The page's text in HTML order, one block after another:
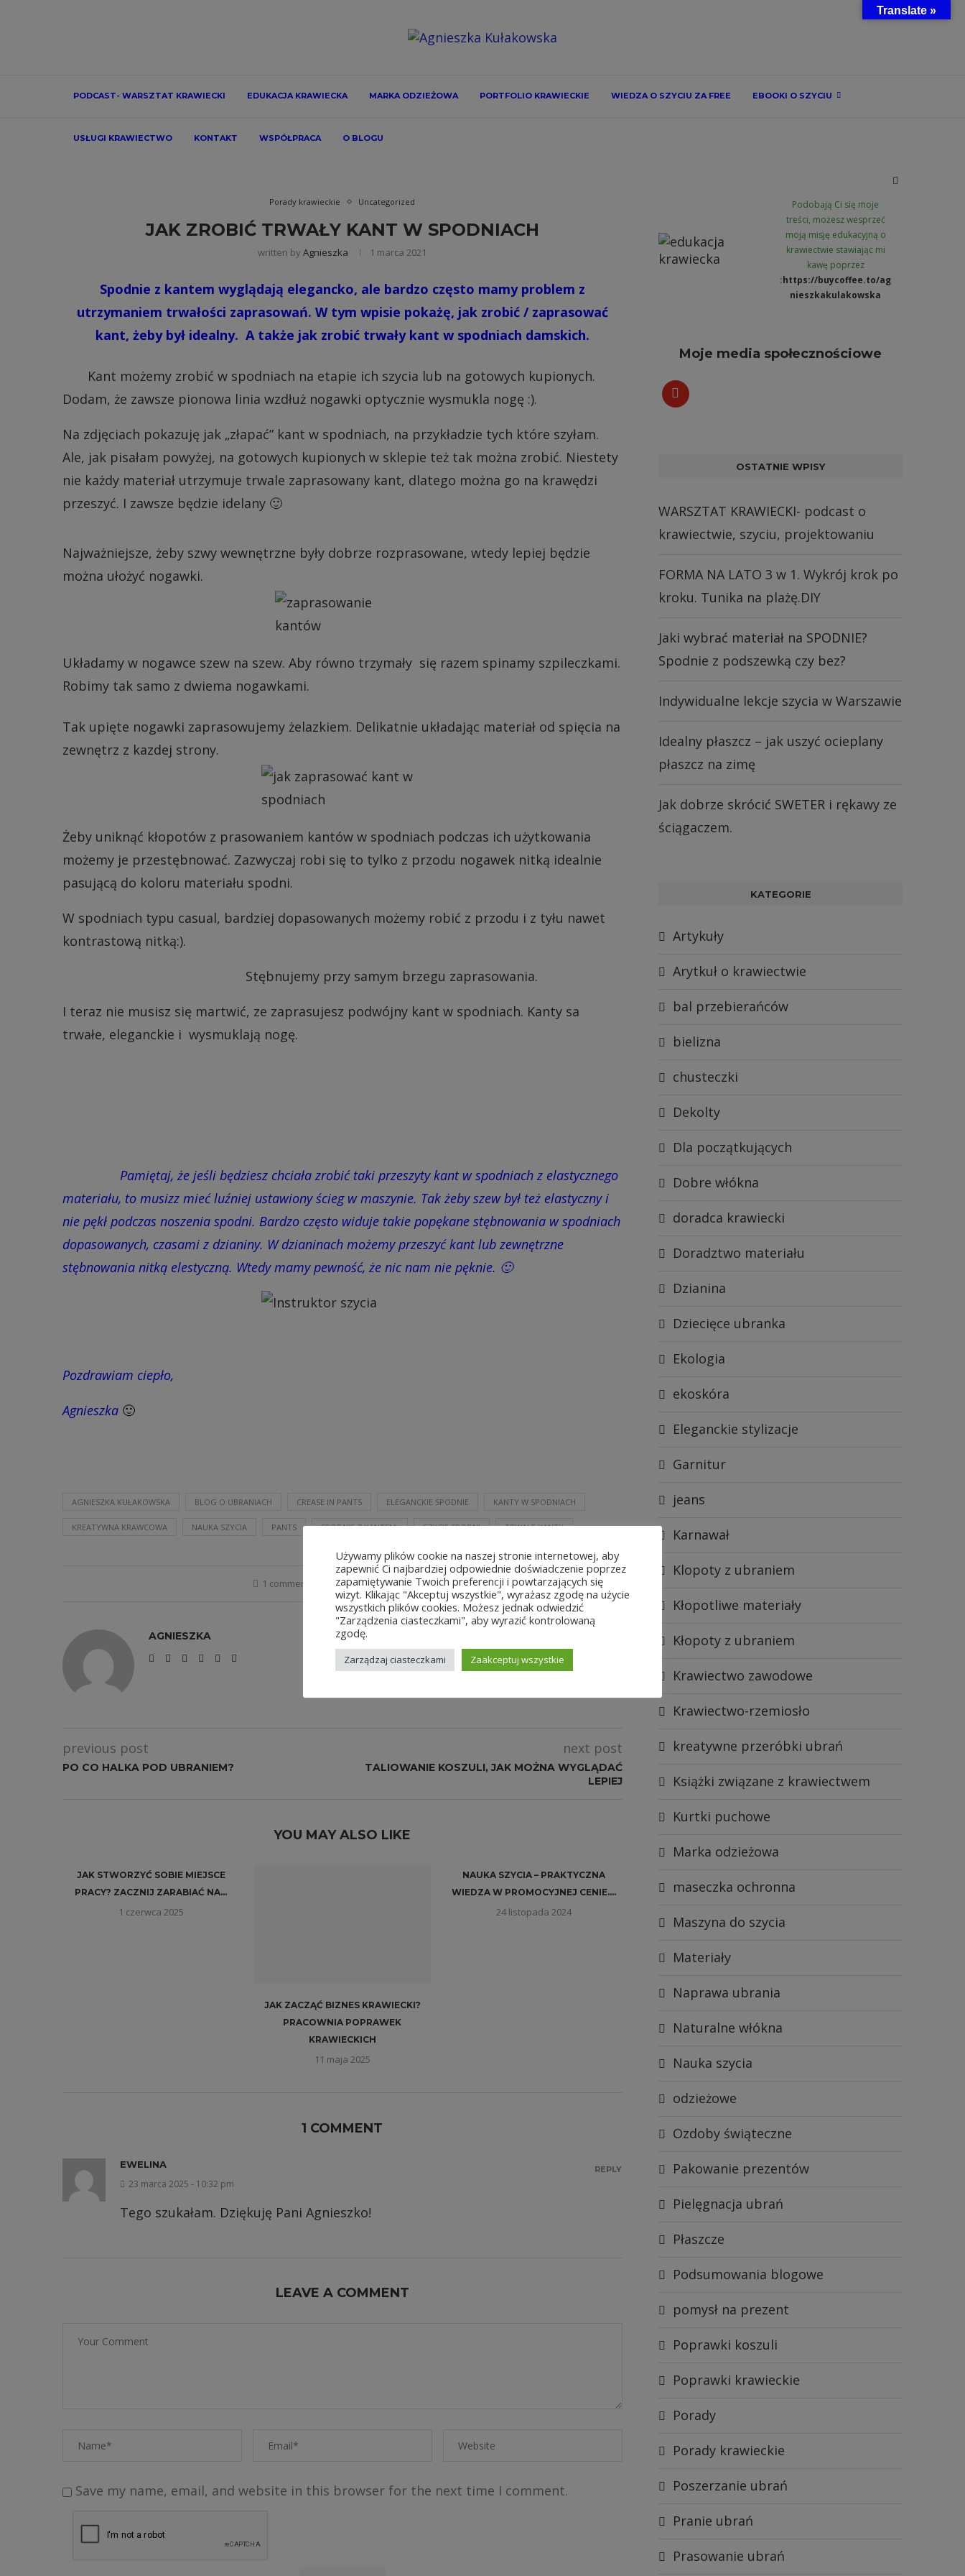
PODCAST- WARSZTAT KRAWIECKI EDUKACJA KRAWIECKA MARKA ODZIEŻOWA PORTFOLIO KRAWIECKIE WIEDZA O SZYCIU ZA FREE EBOOKI O SZYCIU
USŁUGI KRAWIECTWO KONTAKT WSPÓŁPRACA O BLOGU
Porady krawieckie Uncategorized
JAK ZROBIĆ TRWAŁY KANT W SPODNIACH
written byAgnieszka 1 marca 2021
Spodnie z kantem wyglądają elegancko, ale bardzo często mamy problem z
utrzymaniem trwałości zaprasowań. W tym wpisie pokażę, jak zrobić / zaprasować
kant, żeby był idealny. A także jak zrobić trwały kant w spodniach damskich.
Kant możemy zrobić w spodniach na etapie ich szycia lub na gotowych kupionych.
Dodam, że zawsze pionowa linia wzdłuż nogawki optycznie wysmukla nogę :).
Na zdjęciach pokazuję jak „złapać” kant w spodniach, na przykładzie tych które szyłam.
Ale, jak pisałam powyżej, na gotowych kupionych w sklepie też tak można zrobić. Niestety
nie każdy materiał utrzymuje trwale zaprasowany kant, dlatego można go na krawędzi
przeszyć. I zawsze będzie idelany 🙂
Najważniejsze, żeby szwy wewnętrzne były dobrze rozprasowane, wtedy lepiej będzie
można ułożyć nogawki.
Układamy w nogawce szew na szew. Aby równo trzymały się razem spinamy szpileczkami.
Robimy tak samo z dwiema nogawkami.
Tak upięte nogawki zaprasowujemy żelazkiem. Delikatnie układając materiał od spięcia na
zewnętrz z kazdej strony.
Żeby uniknąć kłopotów z prasowaniem kantów w spodniach podczas ich użytkowania
możemy je przestębnować. Zazwyczaj robi się to tylko z przodu nogawek nitką idealnie
pasującą do koloru materiału spodni.
W spodniach typu casual, bardziej dopasowanych możemy robić z przodu i z tyłu nawet
kontrastową nitką:).
Stębnujemy przy samym brzegu zaprasowania.
I teraz nie musisz się martwić, ze zaprasujesz podwójny kant w spodniach. Kanty sa
trwałe, eleganckie i wysmuklają nogę.
Pamiętaj, że jeśli będziesz chciała zrobić taki przeszyty kant w spodniach z elastycznego
materiału, to musizz mieć luźniej ustawiony ścieg w maszynie. Tak żeby szew był też elastyczny i
nie pękł podczas noszenia spodni. Bardzo często widuje takie popękane stębnowania w spodniach
dopasowanych, czasami z dzianiny. W dzianinach możemy przeszyć kant lub zewnętrzne
stębnowania nitką elestyczną. Wtedy mamy pewność, że nic nam nie pęknie. 🙂
Pozdrawiam ciepło,
Agnieszka 🙂
AGNIESZKA KUŁAKOWSKA BLOG O UBRANIACH CREASE IN PANTS ELEGANCKIE SPODNIE KANTY W SPODNIACH
KREATYWNA KRAWCOWA NAUKA SZYCIA PANTS SPODNIE Z KANTEM. SZYCIE SPODNI TRWAŁE KANTY
1 comment 0
AGNIESZKA
previous post
PO CO HALKA POD UBRANIEM?
next post
TALIOWANIE KOSZULI, JAK MOŻNA WYGLĄDAĆ
LEPIEJ
YOU MAY ALSO LIKE
JAK STWORZYĆ SOBIE MIEJSCE
PRACY? ZACZNIJ ZARABIAĆ NA...
1 czerwca 2025
JAK ZACZĄĆ BIZNES KRAWIECKI?
PRACOWNIA POPRAWEK
KRAWIECKICH
11 maja 2025
NAUKA SZYCIA – PRAKTYCZNA
WIEDZA W PROMOCYJNEJ CENIE....
24 listopada 2024
1 COMMENT
EWELINA
23 marca 2025 - 10:32 pm
Tego szukałam. Dziękuję Pani Agnieszko!
REPLY
LEAVE A COMMENT
Save my name, email, and website in this browser for the next time I comment.
Podobają Ci się moje
treści, możesz wesprzeć
moją misję edukacyjną o
krawiectwie stawiając mi
kawę poprzez
:https://buycoffee.to/ag
nieszkakulakowska
Moje media społecznościowe
OSTATNIE WPISY
WARSZTAT KRAWIECKI- podcast o
krawiectwie, szyciu, projektowaniu
FORMA NA LATO 3 w 1. Wykrój krok po
kroku. Tunika na plażę.DIY
Jaki wybrać materiał na SPODNIE?
Spodnie z podszewką czy bez?
Indywidualne lekcje szycia w Warszawie
Idealny płaszcz – jak uszyć ocieplany
płaszcz na zimę
Jak dobrze skrócić SWETER i rękawy ze
ściągaczem.
KATEGORIE
Artykuły
Arytkuł o krawiectwie
bal przebierańców
bielizna
chusteczki
Dekolty
Dla początkujących
Dobre włókna
doradca krawiecki
Doradztwo materiału
Dzianina
Dziecięce ubranka
Ekologia
ekoskóra
Eleganckie stylizacje
Garnitur
jeans
Karnawał
Klopoty z ubraniem
Kłopotliwe materiały
Kłopoty z ubraniem
Krawiectwo zawodowe
Krawiectwo-rzemiosło
kreatywne przeróbki ubrań
Książki związane z krawiectwem
Kurtki puchowe
Marka odzieżowa
maseczka ochronna
Maszyna do szycia
Materiały
Naprawa ubrania
Naturalne włókna
Nauka szycia
odzieżowe
Ozdoby świąteczne
Pakowanie prezentów
Pielęgnacja ubrań
Płaszcze
Podsumowania blogowe
pomysł na prezent
Poprawki koszuli
Poprawki krawieckie
Porady
Porady krawieckie
Poszerzanie ubrań
Pranie ubrań
Prasowanie ubrań
Używamy plików cookie na naszej stronie internetowej, aby
zapewnić Ci najbardziej odpowiednie doświadczenie poprzez
zapamiętywanie Twoich preferencji i powtarzających się
wizyt. Klikając "Akceptuj wszystkie", wyrażasz zgodę na użycie
wszystkich plików cookies. Możesz jednak odwiedzić
"Zarządzenia ciasteczkami", aby wyrazić kontrolowaną
zgodę.
Zarządzaj ciasteczkami Zaakceptuj wszystkie
Translate »